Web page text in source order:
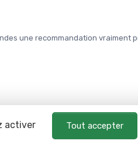
une recommandation vraiment
activer Tout accepter